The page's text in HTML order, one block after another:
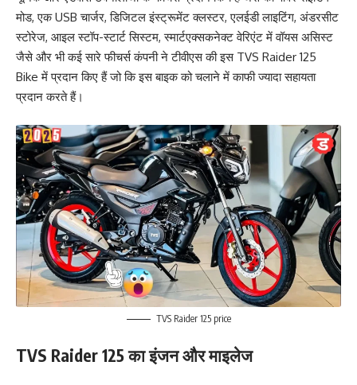
मोड, एक USB चार्जर, डिजिटल इंस्ट्रूमेंट क्लस्टर, एलईडी लाइटिंग, अंडरसीट
स्टोरेज, आइल स्टॉप-स्टार्ट सिस्टम, स्मार्टएक्सकनेक्ट वेरिएंट में वॉयस असिस्ट
जैसे और भी कई सारे फीचर्स कंपनी ने टीवीएस की इस TVS Raider 125
Bike में प्रदान किए हैं जो कि इस बाइक को चलाने में काफी ज्यादा सहायता
प्रदान करते हैं।
TVS Raider 125 price
TVS Raider 125 का इंजन और माइलेज